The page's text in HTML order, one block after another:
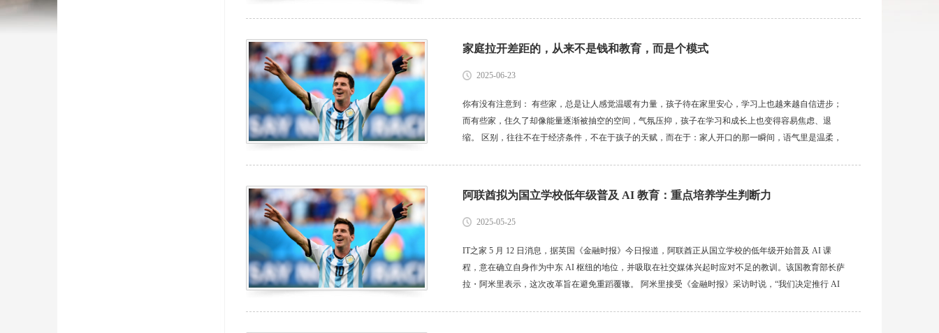
家庭拉开差距的，从来不是钱和教育，而是个模式
2025-06-23
你有没有注意到： 有些家，总是让人感觉温暖有力量，孩子待在家里安心，学习上也越来越自信进步；
而有些家，住久了却像能量逐渐被抽空的空间，气氛压抑，孩子在学习和成长上也变得容易焦虑、退
缩。 区别，往往不在于经济条件，不在于孩子的天赋，而在于：家人开口的那一瞬间，语气里是温柔，
阿联酋拟为国立学校低年级普及 AI 教育：重点培养学生判断力
2025-05-25
IT之家 5 月 12 日消息，据英国《金融时报》今日报道，阿联酋正从国立学校的低年级开始普及 AI 课
程，意在确立自身作为中东 AI 枢纽的地位，并吸取在社交媒体兴起时应对不足的教训。该国教育部长萨
拉・阿米里表示，这次改革旨在避免重蹈覆辙。 阿米里接受《金融时报》采访时说，“我们决定推行 AI